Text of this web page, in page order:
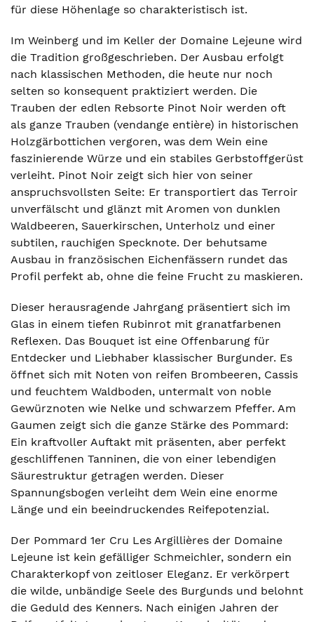
für diese Höhenlage so charakteristisch ist.
Im Weinberg und im Keller der Domaine Lejeune wird
die Tradition großgeschrieben. Der Ausbau erfolgt
nach klassischen Methoden, die heute nur noch
selten so konsequent praktiziert werden. Die
Trauben der edlen Rebsorte Pinot Noir werden oft
als ganze Trauben (vendange entière) in historischen
Holzgärbottichen vergoren, was dem Wein eine
faszinierende Würze und ein stabiles Gerbstoffgerüst
verleiht. Pinot Noir zeigt sich hier von seiner
anspruchsvollsten Seite: Er transportiert das Terroir
unverfälscht und glänzt mit Aromen von dunklen
Waldbeeren, Sauerkirschen, Unterholz und einer
subtilen, rauchigen Specknote. Der behutsame
Ausbau in französischen Eichenfässern rundet das
Profil perfekt ab, ohne die feine Frucht zu maskieren.
Dieser herausragende Jahrgang präsentiert sich im
Glas in einem tiefen Rubinrot mit granatfarbenen
Reflexen. Das Bouquet ist eine Offenbarung für
Entdecker und Liebhaber klassischer Burgunder. Es
öffnet sich mit Noten von reifen Brombeeren, Cassis
und feuchtem Waldboden, untermalt von noble
Gewürznoten wie Nelke und schwarzem Pfeffer. Am
Gaumen zeigt sich die ganze Stärke des Pommard:
Ein kraftvoller Auftakt mit präsenten, aber perfekt
geschliffenen Tanninen, die von einer lebendigen
Säurestruktur getragen werden. Dieser
Spannungsbogen verleiht dem Wein eine enorme
Länge und ein beeindruckendes Reifepotenzial.
Der Pommard 1er Cru Les Argillières der Domaine
Lejeune ist kein gefälliger Schmeichler, sondern ein
Charakterkopf von zeitloser Eleganz. Er verkörpert
die wilde, unbändige Seele des Burgunds und belohnt
die Geduld des Kenners. Nach einigen Jahren der